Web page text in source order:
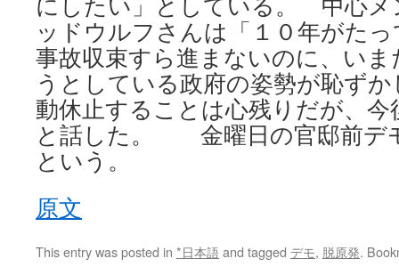
ッドウルフさんは「１０年がた
事故収束すら進まないのに、い
うとしている政府の姿勢が恥ず
動休止することは心残りだが、
と話した。 金曜日の官邸前デ
という。
原文
This entry was posted in *日本語and tagged デモ, 脱原発.